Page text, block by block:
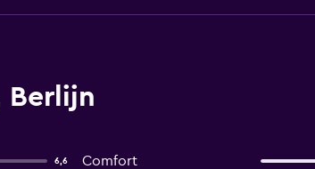
Berlijn
6,6 Comfort